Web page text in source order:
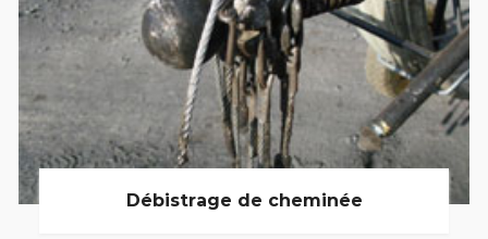
Débistrage de cheminée